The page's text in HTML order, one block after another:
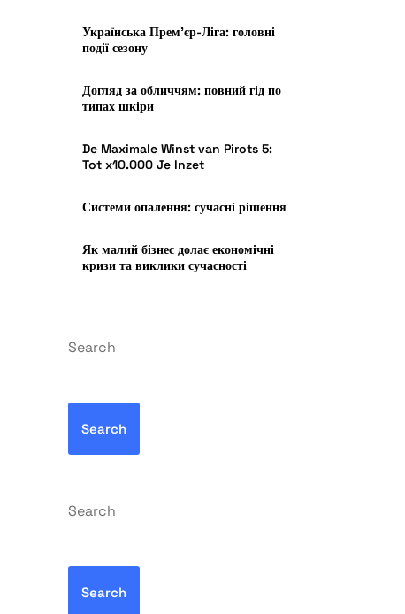
Українська Прем’єр-Ліга: головні
події сезону
Догляд за обличчям: повний гід по
типах шкіри
De Maximale Winst van Pirots 5:
Tot x10.000 Je Inzet
Системи опалення: сучасні рішення
Як малий бізнес долає економічні
кризи та виклики сучасності
Search
Search
Search
Search